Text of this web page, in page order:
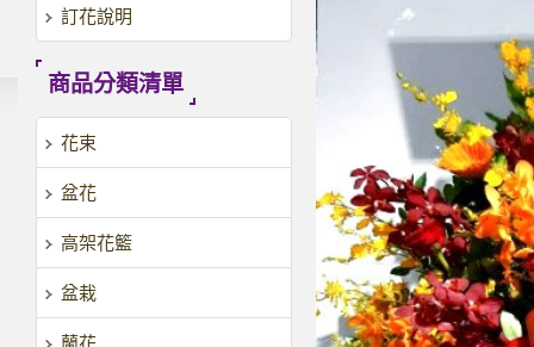
訂花說明
商品分類清單
花束
盆花
高架花籃
盆栽
蘭花